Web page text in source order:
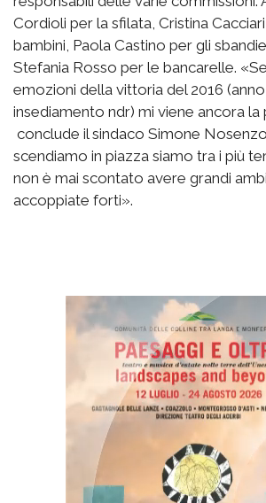
Cordioli per la sfilata, Cristina
bambini, Paola Castino per gli
Stefania Rosso per le bancarelle.
emozioni della vittoria del 2016
insediamento ndr) mi viene ancora la
conclude il sindaco Simone
scendiamo in piazza siamo tra i più
non è mai scontato avere grandi
accoppiate forti».